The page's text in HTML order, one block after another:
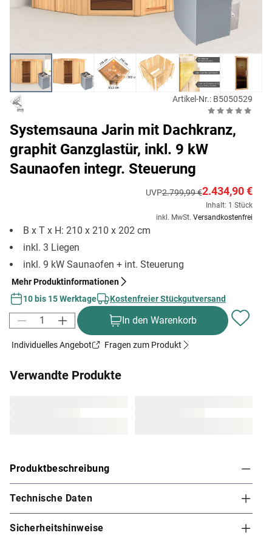
Artikel-Nr.: B5050529
Systemsauna Jarin mit Dachkranz,
graphit Ganzglastür, inkl. 9 kW
Saunaofen integr. Steuerung
UVP2.799,99 €2.434,90 €
Inhalt: 1 Stück
inkl. MwSt. Versandkostenfrei
B x T x H: 210 x 210 x 202 cm
inkl. 3 Liegen
inkl. 9 kW Saunaofen + int. Steuerung
Mehr Produktinformationen
10 bis 15 Werktage
Kostenfreier Stückgutversand
In den Warenkorb
Individuelles Angebot Fragen zum Produkt
Verwandte Produkte
Produktbeschreibung
Karibu Innensauna Jarin in Systembauweise für
2-3 Personen
Diese System- bzw. Elementsauna verdankt ihren Namen
Technische Daten
Sicherheitshinweise